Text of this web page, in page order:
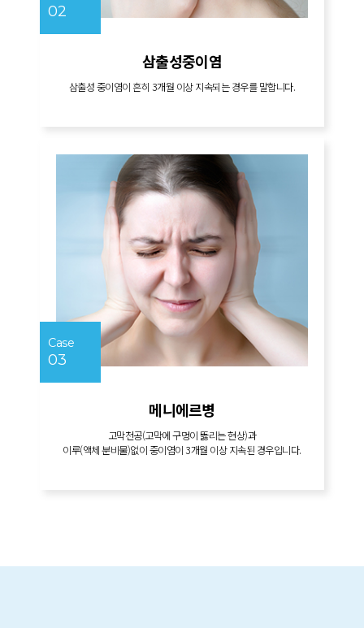
숨
02
삼출성중이염
삼출성 중이염이 흔히 3개월 이상 지속되는 경우를 말합니다.
Case
03
메니에르병
고막천공(고막에 구멍이 뚫리는 현상)과
이루(액체 분비물)없이 중이염이 3개월 이상 지속된 경우입니다.